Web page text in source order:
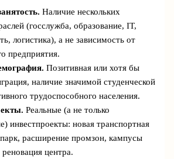
Наличие нескольких
(госслужба, образование, IT,
логистика), а не зависимость от
предприятия.
Позитивная или хотя бы
наличие значимой студенческой
трудоспособного населения.
Реальные (а не только
инвестпроекты: новая транспортная
расширение промзон, кампусы
центра.